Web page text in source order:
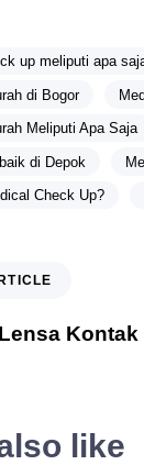
up meliputi apa
di Bogor
Meliputi Apa Saja
di Depok
Check Up?
Kontak
like